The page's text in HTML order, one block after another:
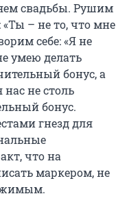
свадьбы. Рушим
– не то, что мне
себе: «Я не
умею делать
бонус, а
не столь
бонус.
гнезд для
что на
маркером, не